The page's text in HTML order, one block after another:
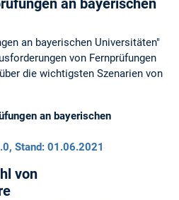
an bayerischen
an bayerischen Universitäten"
von Fernprüfungen
die wichtigsten Szenarien von
an bayerischen
Stand: 01.06.2021
von